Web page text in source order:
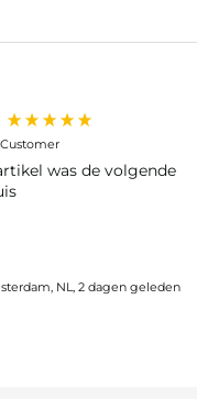
was de volgende
NL, 2 dagen geleden